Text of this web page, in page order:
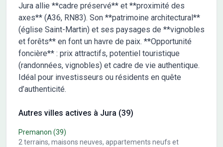
Jura allie **cadre préservé** et **proximité des
axes** (A36, RN83). Son **patrimoine architectural**
(église Saint-Martin) et ses paysages de **vignobles
et forêts** en font un havre de paix. **Opportunité
foncière** : prix attractifs, potentiel touristique
(randonnées, vignobles) et cadre de vie authentique.
Idéal pour investisseurs ou résidents en quête
d’authenticité.
Autres villes actives à Jura (39)
Premanon (39)
2 terrains, maisons neuves, appartements neufs et